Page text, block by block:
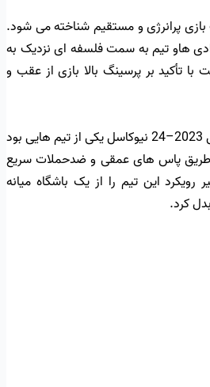
پرانرژی و مستقیم شناخته می شود.
هاو تیم به سمت فلسفه ای نزدیک به
تأکید بر پرسینگ بالا بازی از عقب و
آمارها نشان می دهد در فصل 2023–24 نیوکاسل یکی از تیم هایی بود
طریق پاس های عمقی و ضدحملات سریع
این تیم را از یک باشگاه میانه
کرد.